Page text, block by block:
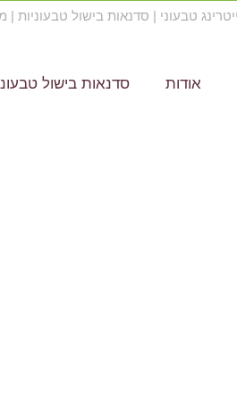
אודות סדנאות בישול